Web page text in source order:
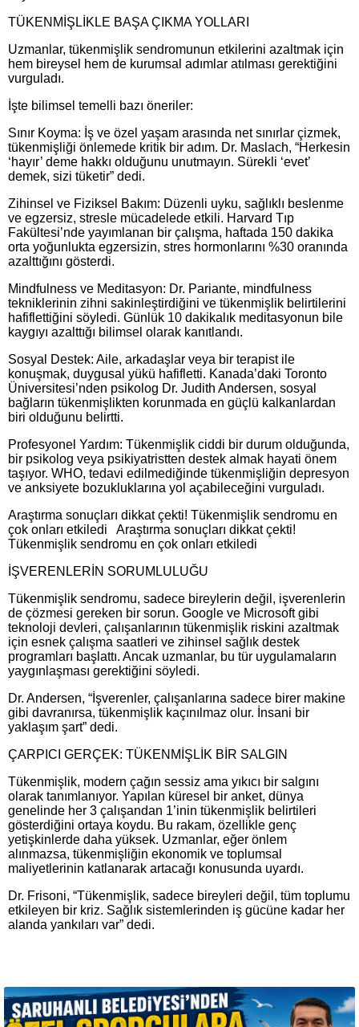
TÜKENMİŞLİKLE BAŞA ÇIKMA YOLLARI
Uzmanlar, tükenmişlik sendromunun etkilerini azaltmak için
hem bireysel hem de kurumsal adımlar atılması gerektiğini
vurguladı.
İşte bilimsel temelli bazı öneriler:
Sınır Koyma: İş ve özel yaşam arasında net sınırlar çizmek,
tükenmişliği önlemede kritik bir adım. Dr. Maslach, “Herkesin
‘hayır’ deme hakkı olduğunu unutmayın. Sürekli ‘evet’
demek, sizi tüketir” dedi.
Zihinsel ve Fiziksel Bakım: Düzenli uyku, sağlıklı beslenme
ve egzersiz, stresle mücadelede etkili. Harvard Tıp
Fakültesi’nde yayımlanan bir çalışma, haftada 150 dakika
orta yoğunlukta egzersizin, stres hormonlarını %30 oranında
azalttığını gösterdi.
Mindfulness ve Meditasyon: Dr. Pariante, mindfulness
tekniklerinin zihni sakinleştirdiğini ve tükenmişlik belirtilerini
hafiflettiğini söyledi. Günlük 10 dakikalık meditasyonun bile
kaygıyı azalttığı bilimsel olarak kanıtlandı.
Sosyal Destek: Aile, arkadaşlar veya bir terapist ile
konuşmak, duygusal yükü hafifletti. Kanada’daki Toronto
Üniversitesi’nden psikolog Dr. Judith Andersen, sosyal
bağların tükenmişlikten korunmada en güçlü kalkanlardan
biri olduğunu belirtti.
Profesyonel Yardım: Tükenmişlik ciddi bir durum olduğunda,
bir psikolog veya psikiyatristten destek almak hayati önem
taşıyor. WHO, tedavi edilmediğinde tükenmişliğin depresyon
ve anksiyete bozukluklarına yol açabileceğini vurguladı.
Araştırma sonuçları dikkat çekti! Tükenmişlik sendromu en
çok onları etkiledi Araştırma sonuçları dikkat çekti!
Tükenmişlik sendromu en çok onları etkiledi
İŞVERENLERİN SORUMLULUĞU
Tükenmişlik sendromu, sadece bireylerin değil, işverenlerin
de çözmesi gereken bir sorun. Google ve Microsoft gibi
teknoloji devleri, çalışanlarının tükenmişlik riskini azaltmak
için esnek çalışma saatleri ve zihinsel sağlık destek
programları başlattı. Ancak uzmanlar, bu tür uygulamaların
yaygınlaşması gerektiğini söyledi.
Dr. Andersen, “İşverenler, çalışanlarına sadece birer makine
gibi davranırsa, tükenmişlik kaçınılmaz olur. İnsani bir
yaklaşım şart” dedi.
ÇARPICI GERÇEK: TÜKENMİŞLİK BİR SALGIN
Tükenmişlik, modern çağın sessiz ama yıkıcı bir salgını
olarak tanımlanıyor. Yapılan küresel bir anket, dünya
genelinde her 3 çalışandan 1’inin tükenmişlik belirtileri
gösterdiğini ortaya koydu. Bu rakam, özellikle genç
yetişkinlerde daha yüksek. Uzmanlar, eğer önlem
alınmazsa, tükenmişliğin ekonomik ve toplumsal
maliyetlerinin katlanarak artacağı konusunda uyardı.
Dr. Frisoni, “Tükenmişlik, sadece bireyleri değil, tüm toplumu
etkileyen bir kriz. Sağlık sistemlerinden iş gücüne kadar her
alanda yankıları var” dedi.